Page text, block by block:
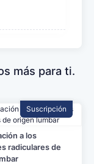
más para ti.
Suscripción
a los
radiculares de